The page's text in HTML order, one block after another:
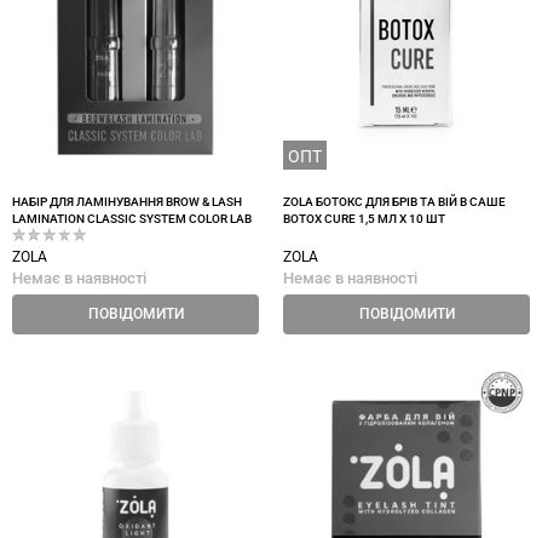
НАБІР ДЛЯ ЛАМІНУВАННЯ BROW & LASH
LAMINATION CLASSIC SYSTEM COLOR LAB
ZOLA
Немає в наявності
ПОВІДОМИТИ
ОПТ
ZOLA БОТОКС ДЛЯ БРІВ ТА ВІЙ В САШЕ
BOTOX CURE 1,5 МЛ Х 10 ШТ
ZOLA
Немає в наявності
ПОВІДОМИТИ